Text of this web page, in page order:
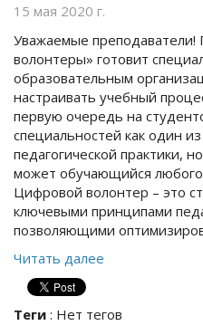
15 мая 2020 г.
Уважаемые
волонтеры» готовит
образовательным
настраивать учебный
первую очередь на
специальностей как один
педагогической практики,
может обучающийся любого
Цифровой волонтер – это
ключевыми принципами
позволяющими
Читать далее
Теги : Нет тегов